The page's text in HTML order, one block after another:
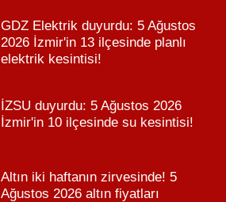
GDZ Elektrik duyurdu: 5 Ağustos
2026 İzmir'in 13 ilçesinde planlı
elektrik kesintisi!
İZSU duyurdu: 5 Ağustos 2026
İzmir'in 10 ilçesinde su kesintisi!
Altın iki haftanın zirvesinde! 5
Ağustos 2026 altın fiyatları